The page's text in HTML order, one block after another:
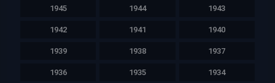
1945 1944 1943
1942 1941 1940
1939 1938 1937
1936 1935 1934